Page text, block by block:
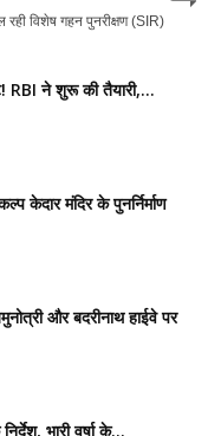
रही विशेष गहन पुनरीक्षण (SIR)
RBI ने शुरू की तैयारी,...
केदार मंदिर के पुनर्निर्माण
और बदरीनाथ हाईवे पर
भारी वर्षा के...